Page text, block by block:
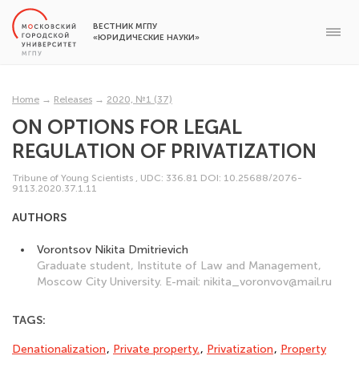
ВЕСТНИК МГПУ
«ЮРИДИЧЕСКИЕ НАУКИ»
Home → Releases → 2020, №1 (37)
ON OPTIONS FOR LEGAL
REGULATION OF PRIVATIZATION
Tribune of Young Scientists , UDC: 336.81 DOI: 10.25688/2076-
9113.2020.37.1.11
AUTHORS
Vorontsov Nikita Dmitrievich
Graduate student, Institute of Law and Management,
Moscow City University. E-mail: nikita_voronvov@mail.ru
TAGS:
Denationalization, Private property., Privatization, Property